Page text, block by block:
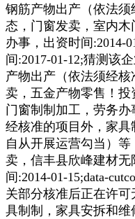
钢筋产物出产（依法
态，门窗发卖，室内
办事，出资时间:2014-
间:2017-01-12;猜测该
产物出产（依法须经
卖，五金产物零售！投
门窗制制加工，劳务
经核准的项目外，家
自从开展运营勾当）
卖，信丰县欣峰建材
间:2014-01-15;data-
关部分核准后正在许
具制制，家具安拆和